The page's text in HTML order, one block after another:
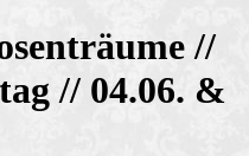
//
// 04.06. &